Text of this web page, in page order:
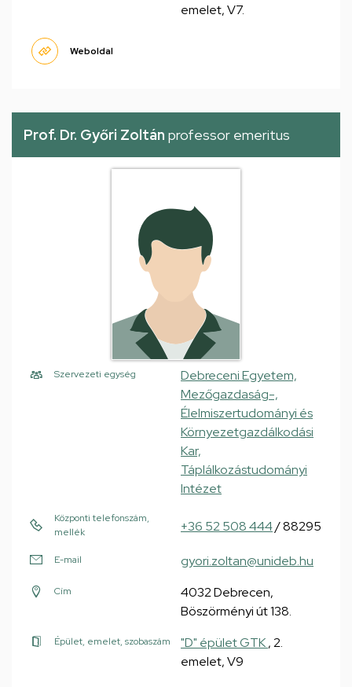
emelet, V7.
Weboldal
Prof. Dr. Győri Zoltán professor emeritus
Szervezeti egység
Debreceni Egyetem,
Mezőgazdaság-,
Élelmiszertudományi és
Környezetgazdálkodási
Kar,
Táplálkozástudományi
Intézet
Központi telefonszám,
mellék
+36 52 508 444/ 88295
E-mail gyori.zoltan@unideb.hu
Cím
4032 Debrecen,
Böszörményi út 138.
Épület, emelet, szobaszám "D" épület GTK, 2.
emelet, V9